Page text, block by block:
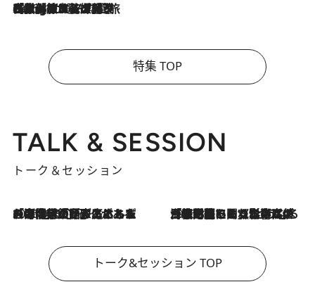
2026.8.4
【厳選旅コスメ】「紫外線＆乾燥対策しながらメイク感も！」ヘア＆メイクGeorgeが選んだ夏旅ベストコスメを発表！【Mサイズジップ】
特集 TOP
TALK & SESSION
トーク＆セッション
2026.8.3
「今後値上げがあるとすれば…」「リスクがあるのは今年の冬」エネルギー専門家が語る、ホルムズ海峡封鎖が家庭にもたらす“ある心配” 2026.8.3
「住宅建てられない…」「サーチャージ料の高値が続いている」ホルムズ海峡封鎖による影響はいつまで続く？《エネルギー専門家に聞く“どうなる日本の暮らし”》
トーク&セッション TOP